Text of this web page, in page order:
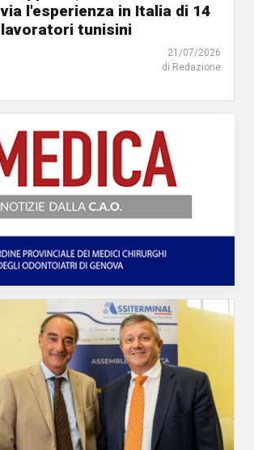
via l'esperienza in Italia di 14
lavoratori tunisini
21/07/2026
di Redazione